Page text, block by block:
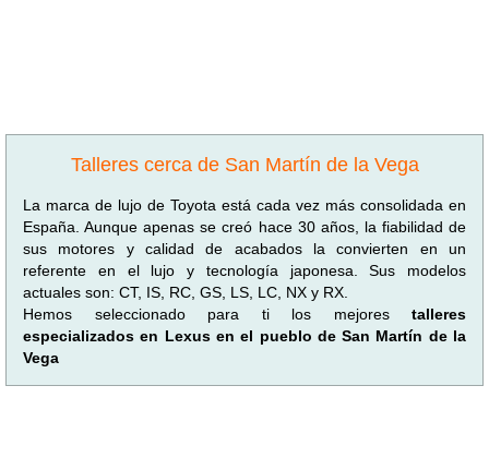
Talleres cerca de San Martín de la Vega
La marca de lujo de Toyota está cada vez más consolidada en
España. Aunque apenas se creó hace 30 años, la fiabilidad de
sus motores y calidad de acabados la convierten en un
referente en el lujo y tecnología japonesa. Sus modelos
actuales son: CT, IS, RC, GS, LS, LC, NX y RX.
Hemos seleccionado para ti los mejores talleres
especializados en Lexus en el pueblo de San Martín de la
Vega